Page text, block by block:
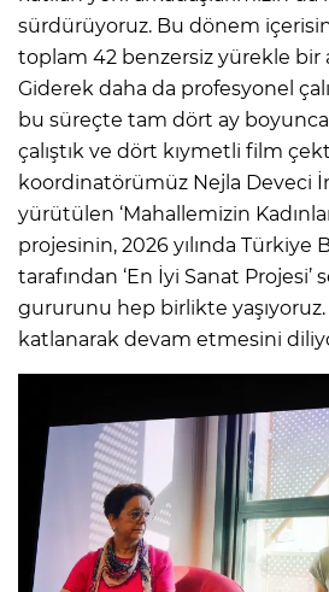
sürdürüyoruz. Bu dönem
toplam 42 benzersiz yürekle bir
Giderek daha da profesyonel
bu süreçte tam dört ay boyunca
çalıştık ve dört kıymetli film
koordinatörümüz Nejla Deveci
yürütülen ‘Mahallemizin
projesinin, 2026 yılında Türkiye
tarafından ‘En İyi Sanat Projesi’
gururunu hep birlikte yaşıyoruz.
katlanarak devam etmesini